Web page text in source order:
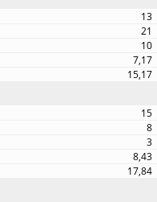
13
21
10
7,17
15,17
15
8
3
8,43
17,84